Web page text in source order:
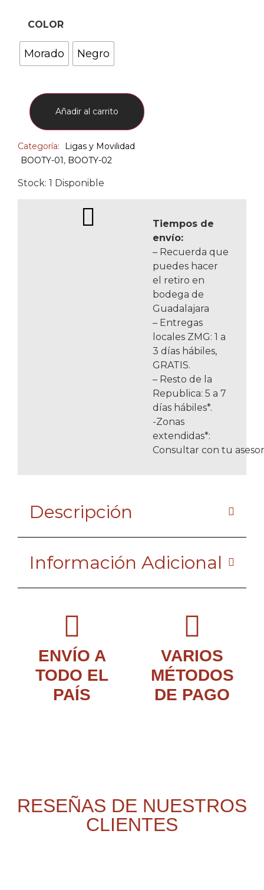
ENVÍO A
TODO EL
PAÍS
VARIOS
MÉTODOS
DE PAGO
COLOR
Morado Negro
Añadir al carrito
Categoría:
Ligas y Movilidad
BOOTY-01, BOOTY-02
Stock: 1 Disponible
Tiempos de
envío:
– Recuerda que
puedes hacer
el retiro en
bodega de
Guadalajara
– Entregas
locales ZMG: 1 a
3 días hábiles,
GRATIS.
– Resto de la
Republica: 5 a 7
días hábiles*.
-Zonas
extendidas*:
Consultar con tu
Descripción
Información Adicional
RESEÑAS DE NUESTROS
CLIENTES